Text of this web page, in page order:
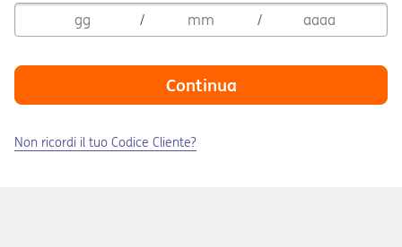
/
/
Continua
Non ricordi il tuo Codice Cliente?